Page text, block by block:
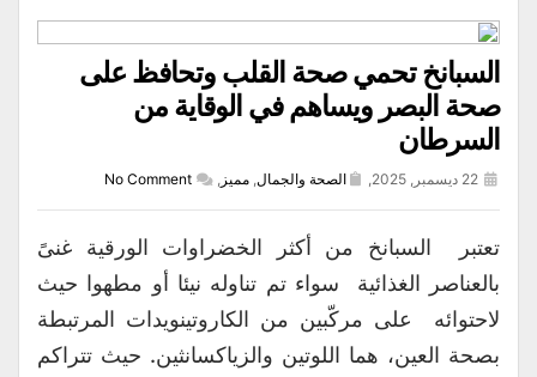
السبانخ تحمي صحة القلب وتحافظ على
صحة البصر ويساهم في الوقاية من
السرطان
الصحة والجمال, مميز ,
No Comment
تعتبر السبانخ من أكثر الخضراوات الورقية غنىً
بالعناصر الغذائية سواء تم تناوله نيئا أو مطهوا حيث
لاحتوائه على مركّبين من الكاروتينويدات المرتبطة
بصحة العين، هما اللوتين والزياكسانثين. حيث تتراكم